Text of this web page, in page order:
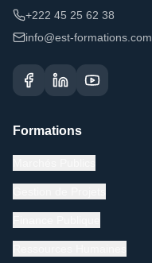
+222 45 25 62 38
info@est-formations.com
Formations